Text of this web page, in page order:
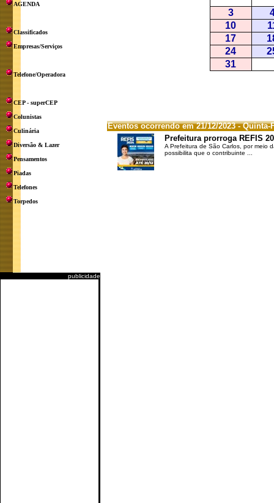
AGENDA
Classificados
Empresas/Serviços
Telefone/Operadora
CEP - superCEP
Colunistas
Culinária
Diversão & Lazer
Pensamentos
Piadas
Telefones
Torpedos
publicidade
Eventos ocorrendo em 21/12/2023 - Quinta-
Prefeitura prorroga REFIS
A Prefeitura de São Carlos, por meio
possibilita que o contribuinte ...